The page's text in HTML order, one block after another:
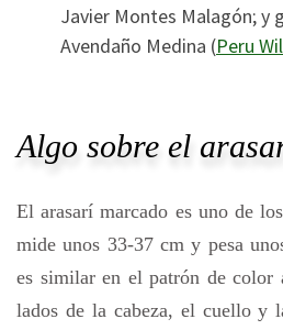
Javier Montes Malagón; y
Avendaño Medina (Peru
Algo sobre el
El arasarí marcado es uno de
mide unos 33-37 cm y pesa
es similar en el patrón de color
lados de la cabeza, el cuello y